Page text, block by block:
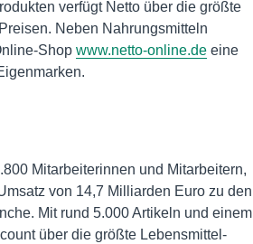
verfügt Netto über die größte
Neben Nahrungsmitteln
Shop www.netto-online.de eine
Mitarbeiterinnen und Mitarbeitern,
von 14,7 Milliarden Euro zu den
Mit rund 5.000 Artikeln und einem
über die größte Lebensmittel-